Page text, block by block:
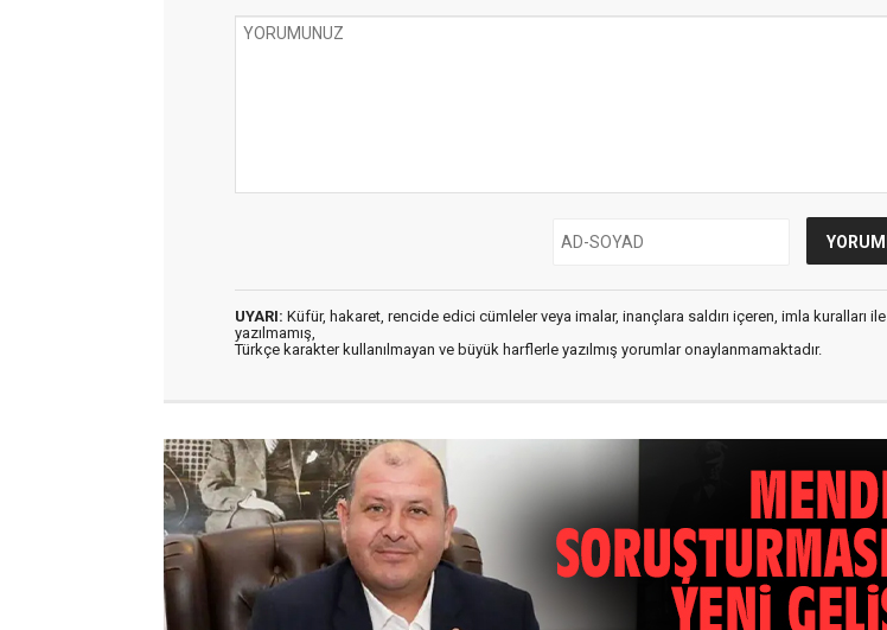
UYARI: Küfür, hakaret, rencide edici cümleler veya imalar, inançlara saldırı içeren, imla kuralları ile
yazılmamış,
Türkçe karakter kullanılmayan ve büyük harflerle yazılmış yorumlar onaylanmamaktadır.